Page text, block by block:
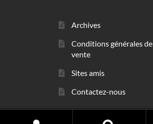
Archives
Conditions générales de
vente
Sites amis
Contactez-nous